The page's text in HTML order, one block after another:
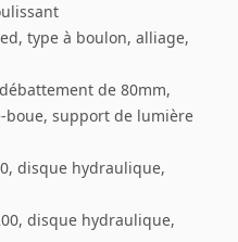
type à boulon, alliage,
de 80mm,
support de lumière
disque hydraulique,
disque hydraulique,